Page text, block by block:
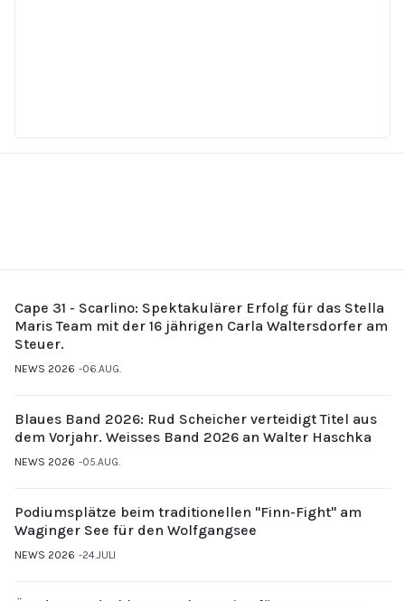
Cape 31 - Scarlino: Spektakulärer Erfolg für das Stella
Maris Team mit der 16 jährigen Carla Waltersdorfer am
Steuer.
NEWS 2026 06.AUG.
Blaues Band 2026: Rud Scheicher verteidigt Titel aus
dem Vorjahr. Weisses Band 2026 an Walter Haschka
NEWS 2026 05.AUG.
Podiumsplätze beim traditionellen "Finn-Fight" am
Waginger See für den Wolfgangsee
NEWS 2026 24.JULI